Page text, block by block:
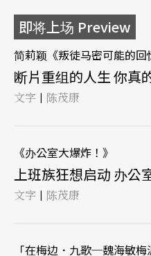
即将上场 Preview
简莉颖《叛徒马密可能的回
断片重组的人生 你真
文字 | 陈茂康
《办公室大爆炸！》
上班族狂想启动 办公
文字 | 陈茂康
「在梅边．九歌─魏海敏梅